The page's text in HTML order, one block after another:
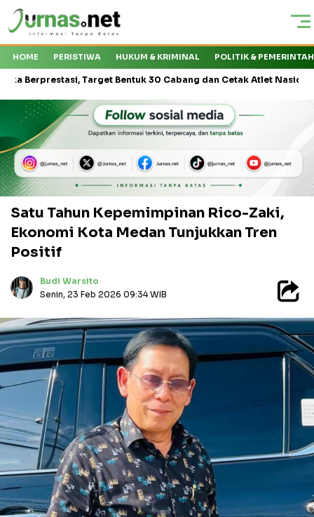
HOME PERISTIWA HUKUM & KRIMINAL POLITIK &
Target Bentuk 30 Cabang dan Cetak Atlet Nasional
Satu Tahun Kepemimpinan Rico-Zaki,
Ekonomi Kota Medan Tunjukkan Tren
Positif
Budi Warsito
Senin, 23 Feb 2026 09:34 WIB